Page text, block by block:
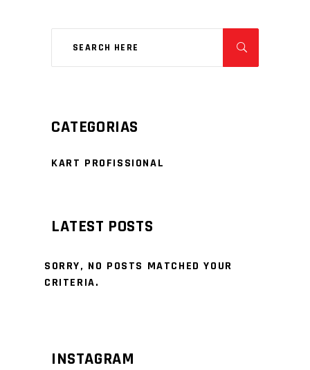
CATEGORIAS
KART PROFISSIONAL
LATEST POSTS
SORRY, NO POSTS MATCHED YOUR
CRITERIA.
INSTAGRAM